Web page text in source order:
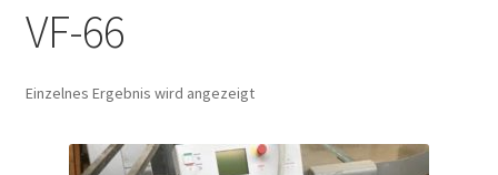
Mein Konto
VF-66
Einzelnes Ergebnis wird angezeigt